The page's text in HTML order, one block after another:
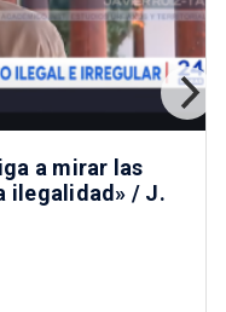
a mirar las
ilegalidad» / J.